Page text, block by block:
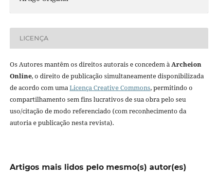
LICENÇA
Os Autores mantêm os direitos autorais e concedem à Archeion
Online, o direito de publicação simultaneamente disponibilizada
de acordo com uma Licença Creative Commons, permitindo o
compartilhamento sem fins lucrativos de sua obra pelo seu
uso/citação de modo referenciado (com reconhecimento da
autoria e publicação nesta revista).
Artigos mais lidos pelo mesmo(s) autor(es)